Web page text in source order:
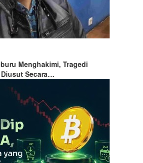
Menghakimi, Tragedi
Secara…